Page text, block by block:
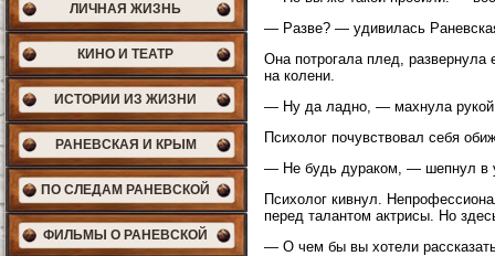
ЛИЧНАЯ ЖИЗНЬ
КИНО И ТЕАТР
ИСТОРИИ ИЗ ЖИЗНИ
РАНЕВСКАЯ И КРЫМ
ПО СЛЕДАМ РАНЕВСКОЙ
ФИЛЬМЫ О РАНЕВСКОЙ
— Разве? — удивилась
Она потрогала плед,
на колени.
— Ну да ладно, — махнула
Психолог почувствовал себя
— Не будь дураком, — шепнул в
Психолог кивнул.
перед талантом актрисы. Но
— О чем бы вы хотели